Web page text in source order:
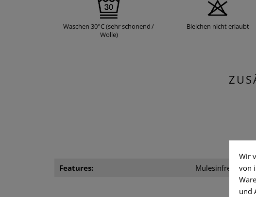
Waschen 30°C (sehr schonend /
Wolle)
Bleichen nicht erlaubt
Features: Mulesinfree,
Wir
von
und